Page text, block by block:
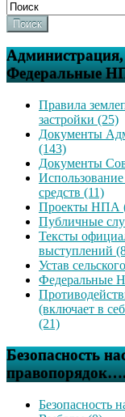
Поиск
Администрация,
Федеральные
Правила
застройки (25)
Документы
(143)
Документы
средств (11)
Проекты НПА
Публичные
Тексты
выступлений
Устав
Федеральные
(включает в
(21)
Безопасность
Безопасность